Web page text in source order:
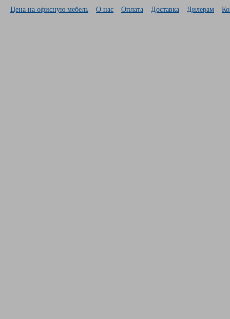
Цена на офисную мебель О нас Оплата Доставка Дилерам